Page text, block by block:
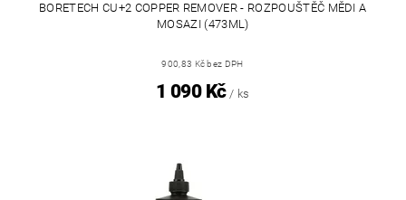
BORETECH CU+2 COPPER REMOVER - ROZPOUŠTĚČ MĚDI A
MOSAZI (473ML)
900,83 Kč bez DPH
1 090 Kč / ks